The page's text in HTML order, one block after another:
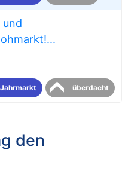
überdacht
den